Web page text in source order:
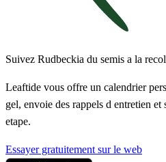
Suivez Rudbeckia du semis a la
Leaftide vous offre un calendrier
gel, envoie des rappels d entretien
etape.
Essayer gratuitement sur le web